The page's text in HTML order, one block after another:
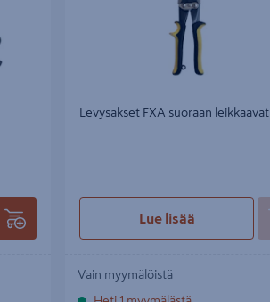
Levysakset FXA suoraan leikkaavat
Lue lisää
Vain myymälöistä